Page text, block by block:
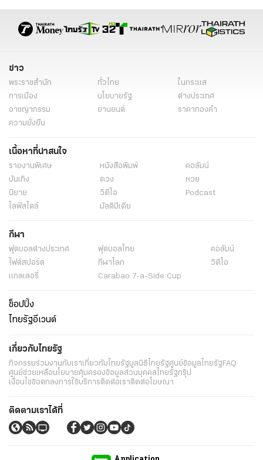
ข่าว
พระราชสำนัก ทั่วไทย
ในกระแส
การเมือง
นโยบายรัฐ
ต่างประเทศ
อาชญากรรม
ยานยนต์
ราคาทองคำ
ความยั่งยืน
เนื้อหาที่น่าสนใจ
รายงานพิเศษ หนังสือพิมพ์
คอลัมน์
บันเทิง
ดวง
หวย
นิยาย
วิดีโอ
Podcast
ไลฟ์สไตล์
มัลติมีเดีย
กีฬา
ฟุตบอลต่่างประเทศ ฟุตบอลไทย
คอลัมน์
ไฟต์สปอร์ต
กีฬาโลก
วิดีโอ
แกลเลอรี่
Carabao 7-a-Side Cup
ช็อปปิ้ง
ไทยรัฐอีเวนต์
เกี่ยวกับไทยรัฐ
กิจกรรมร่วมงานกับเราเกี่ยวกับไทยรัฐมูลนิธิไทยรัฐศูนย์ข้อมูลไทยรัฐFAQ
ศูนย์ช่วยเหลือนโยบายคุ้มครองข้อมูลส่วนบุคคลไทยรัฐกรุ๊ป
เงื่อนไขข้อตกลงการใช้บริการติดต่อเราติดต่อโฆษณา
ติดตามเราได้ที่